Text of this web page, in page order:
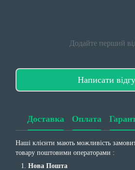
Додайте перший
Написати
Доставка Оплата
Наші клієнти мають можливість
товару поштовими операторами :
Нова Пошта